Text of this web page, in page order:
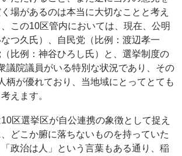
場があるのは本当に大切なことと考え
この10区管内においては、現在、公明
つ久氏）、自民党（比例：渡辺孝一
比例：神谷ひろし氏）と、選挙制度の
議院議員がいる特別な状況であり、その
柄が優れており、当地域にとってとても
えます。
区選挙区が自公連携の象徴として捉え
どこか腑に落ちないものを持っていた
政治は人」という言葉もある通り、稲